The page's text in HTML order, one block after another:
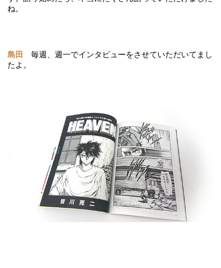
ね。
島田 毎週、週一でインタビューをさせていただいてまし
たよ。